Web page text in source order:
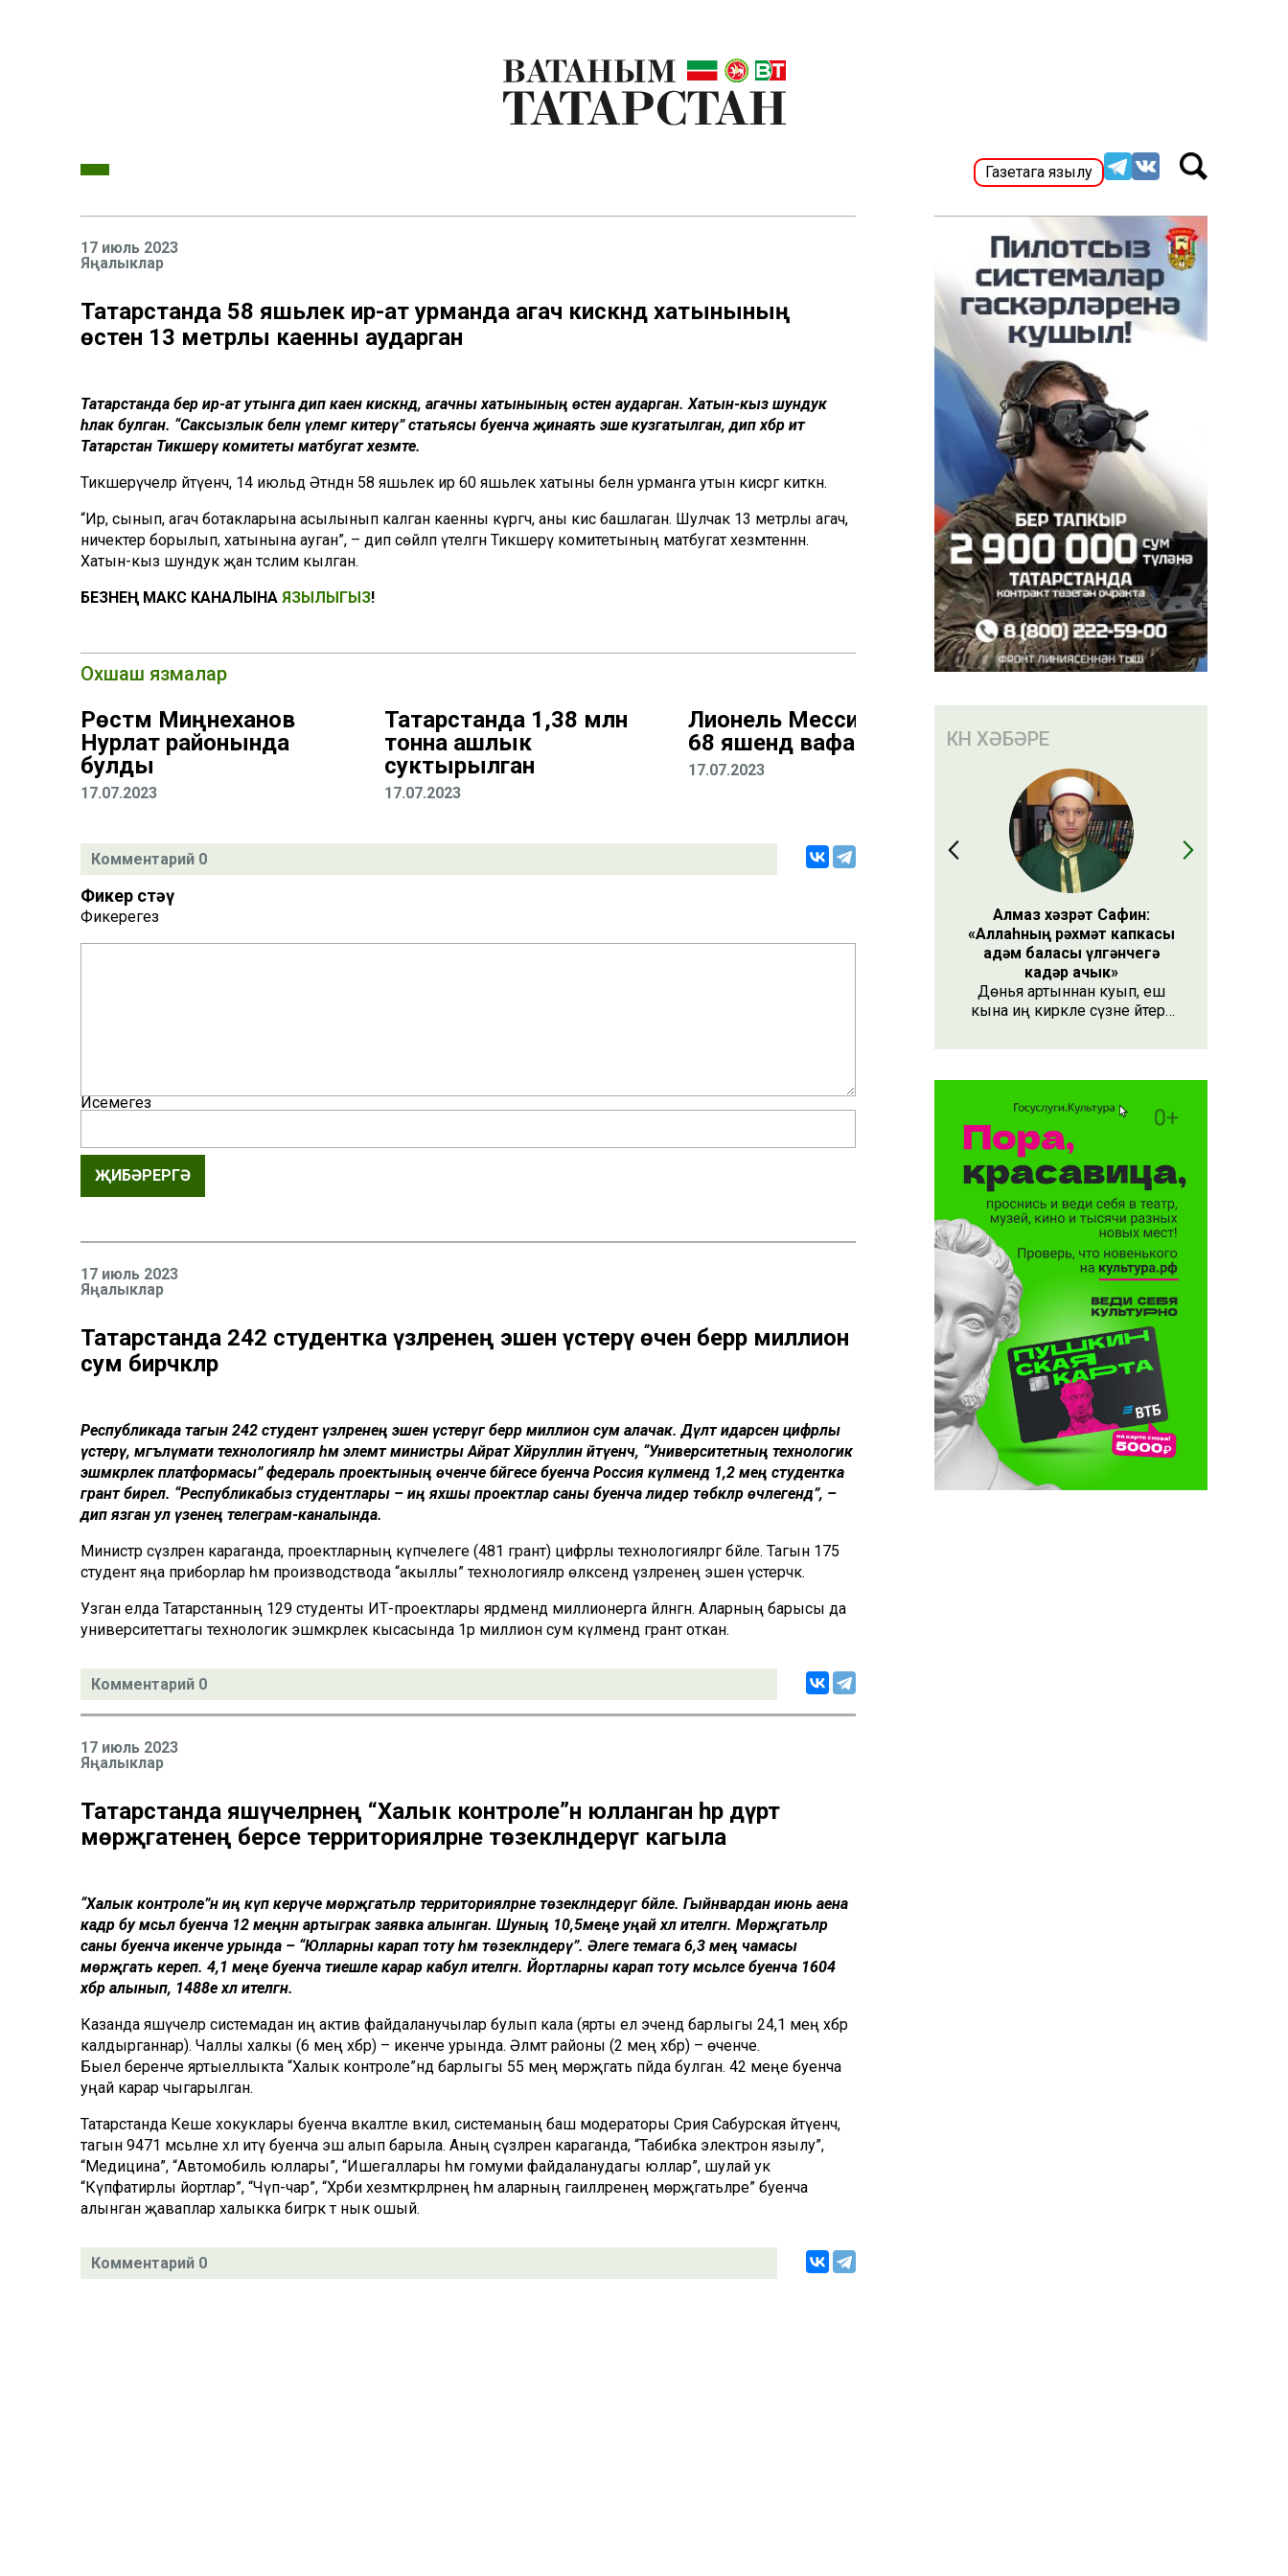
Газетага язылу
17 июль 2023
Яңалыклар
Татарстанда 58 яшьлек ир-ат урманда агач кискәндә хатынының
өстенә 13 метрлы каенны аударган
Татарстанда бер ир-ат утынга дип каен кискәндә, агачны хатынының өстенә аударган. Хатын-кыз шундук
һәлак булган. “Саксызлык белән үлемгә китерү” статьясы буенча җинаять эше кузгатылган, дип хәбәр итә
Татарстан Тикшерү комитеты матбугат хезмәте.
Тикшерүчеләр әйтүенчә, 14 июльдә Әтнәдән 58 яшьлек ир 60 яшьлек хатыны белән урманга утын кисәргә киткән.
“Ир, сынып, агач ботакларына асылынып калган каенны күргәч, аны кисә башлаган. Шулчак 13 метрлы агач,
ничектер борылып, хатынына ауган”, – дип сөйләп үтелгән Тикшерү комитетының матбугат хезмәтеннән.
Хатын-кыз шундук җан тәслим кылган.
БЕЗНЕҢ МАКС КАНАЛЫНА ЯЗЫЛЫГЫЗ!
Охшаш язмалар
Рөстәм Миңнеханов
Нурлат районында
булды
17.07.2023
Татарстанда 1,38 млн
тонна ашлык
суктырылган
17.07.2023
Лионель Мессиның әтисе
68 яшендә вафат булган
17.07.2023
Комментарий 0
Фикер өстәү
Фикерегез
Исемегез
ҖИБӘРЕРГӘ
17 июль 2023
Яңалыклар
Татарстанда 242 студентка үзләренең эшен үстерү өчен берәр миллион
сум бирәчәкләр
Республикада тагын 242 студент үзләренең эшен үстерүгә берәр миллион сум алачак. Дәүләт идарәсен цифрлы
үстерү, мәгълүмати технологияләр һәм элемтә министры Айрат Хәйруллин әйтүенчә, “Университетның технологик
эшмәкәрлек платформасы” федераль проектының өченче бәйгесе буенча Россия күләмендә 1,2 мең студентка
грант бирелә. “Республикабыз студентлары – иң яхшы проектлар саны буенча лидер төбәкләр өчлегендә”, –
дип язган ул үзенең телеграм-каналында.
Министр сүзләренә караганда, проектларның күпчелеге (481 грант) цифрлы технологияләргә бәйле. Тагын 175
студент яңа приборлар һәм производствода “акыллы” технологияләр өлкәсендә үзләренең эшен үстерәчәк.
Узган елда Татарстанның 129 студенты ИТ-проектлары ярдәмендә миллионерга әйләнгән. Аларның барысы да
университеттагы технологик эшмәкәрлек кысасында 1әр миллион сум күләмендә грант откан.
Комментарий 0
17 июль 2023
Яңалыклар
Татарстанда яшәүчеләрнең “Халык контроле”нә юлланган һәр дүрт
мөрәҗәгатенең берсе территорияләрне төзекләндерүгә кагыла
“Халык контроле”нә иң күп керүче мөрәҗәгатьләр территорияләрне төзекләндерүгә бәйле. Гыйнвардан июнь аена
кадәр бу мәсьәлә буенча 12 меңнән артыграк заявка алынган. Шуның 10,5меңе уңай хәл ителгән. Мөрәҗәгатьләр
саны буенча икенче урында – “Юлларны карап тоту һәм төзекләндерү”. Әлеге темага 6,3 мең чамасы
мөрәҗәгать кереп. 4,1 меңе буенча тиешле карар кабул ителгән. Йортларны карап тоту мәсьәләсе буенча 1604
хәбәр алынып, 1488е хәл ителгән.
Казанда яшәүчеләр системадан иң актив файдаланучылар булып кала (ярты ел эчендә барлыгы 24,1 мең хәбәр
калдырганнар). Чаллы халкы (6 мең хәбәр) – икенче урында. Әлмәт районы (2 мең хәбәр) – өченче.
Быел беренче яртыеллыкта “Халык контроле”ндә барлыгы 55 мең мөрәҗәгать пәйда булган. 42 меңе буенча
уңай карар чыгарылган.
Татарстанда Кеше хокуклары буенча вәкаләтле вәкил, системаның баш модераторы Сәрия Сабурская әйтүенчә,
тагын 9471 мәсьәләне хәл итү буенча эш алып барыла. Аның сүзләренә караганда, “Табибка электрон язылу”,
“Медицина”, “Автомобиль юллары”, “Ишегаллары һәм гомуми файдаланудагы юллар”, шулай ук
“Күпфатирлы йортлар”, “Чүп-чар”, “Хәрби хезмәткәрләрнең һәм аларның гаиләләренең мөрәҗәгатьләре” буенча
алынган җаваплар халыкка бигрәк тә нык ошый.
Комментарий 0
КӨН ХӘБӘРЕ
Алмаз хәзрәт Сафин:
«Аллаһның рәхмәт капкасы
адәм баласы үлгәнчегә
кадәр ачык»
Дөнья артыннан куып, еш
кына иң кирәкле сүзне әйтергә
Әлеге сүзне күршең яки
кеше бөтен яшәеше, барлыгы